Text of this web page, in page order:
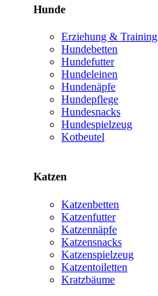
Hunde
Erziehung & Training
Hundebetten
Hundefutter
Hundeleinen
Hundenäpfe
Hundepflege
Hundesnacks
Hundespielzeug
Kotbeutel
Katzen
Katzenbetten
Katzenfutter
Katzennäpfe
Katzensnacks
Katzenspielzeug
Katzentoiletten
Kratzbäume